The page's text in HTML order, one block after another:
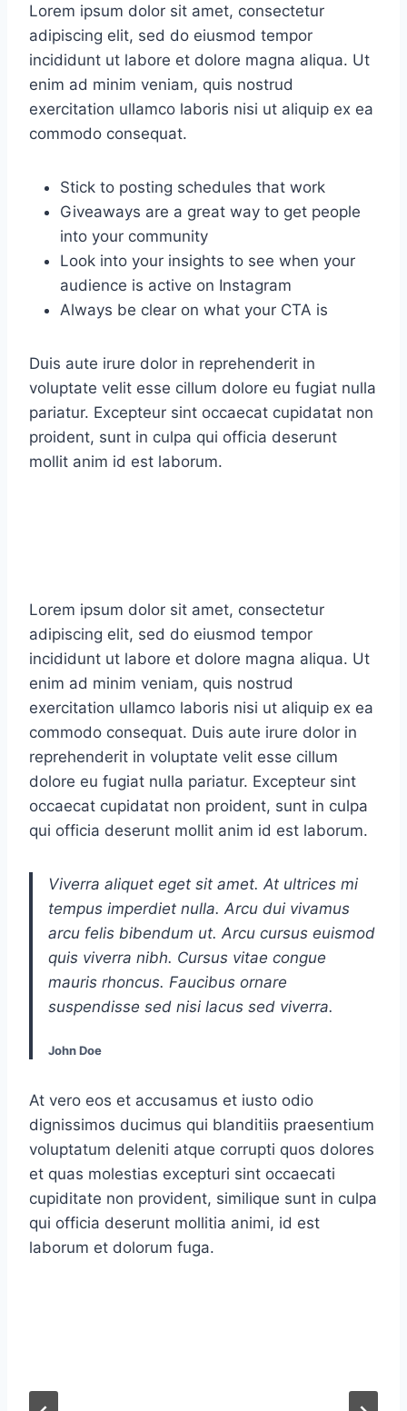
Lorem ipsum dolor sit amet, consectetur
adipiscing elit, sed do eiusmod tempor
incididunt ut labore et dolore magna aliqua. Ut
enim ad minim veniam, quis nostrud
exercitation ullamco laboris nisi ut aliquip ex ea
commodo consequat.
Stick to posting schedules that work
Giveaways are a great way to get people
into your community
Look into your insights to see when your
audience is active on Instagram
Always be clear on what your CTA is
Duis aute irure dolor in reprehenderit in
voluptate velit esse cillum dolore eu fugiat nulla
pariatur. Excepteur sint occaecat cupidatat non
proident, sunt in culpa qui officia deserunt
mollit anim id est laborum.
Lorem ipsum dolor sit amet, consectetur
adipiscing elit, sed do eiusmod tempor
incididunt ut labore et dolore magna aliqua. Ut
enim ad minim veniam, quis nostrud
exercitation ullamco laboris nisi ut aliquip ex ea
commodo consequat. Duis aute irure dolor in
reprehenderit in voluptate velit esse cillum
dolore eu fugiat nulla pariatur. Excepteur sint
occaecat cupidatat non proident, sunt in culpa
qui officia deserunt mollit anim id est laborum.
Viverra aliquet eget sit amet. At ultrices mi
tempus imperdiet nulla. Arcu dui vivamus
arcu felis bibendum ut. Arcu cursus euismod
quis viverra nibh. Cursus vitae congue
mauris rhoncus. Faucibus ornare
suspendisse sed nisi lacus sed viverra.
John Doe
At vero eos et accusamus et iusto odio
dignissimos ducimus qui blanditiis praesentium
voluptatum deleniti atque corrupti quos dolores
et quas molestias excepturi sint occaecati
cupiditate non provident, similique sunt in culpa
qui officia deserunt mollitia animi, id est
laborum et dolorum fuga.